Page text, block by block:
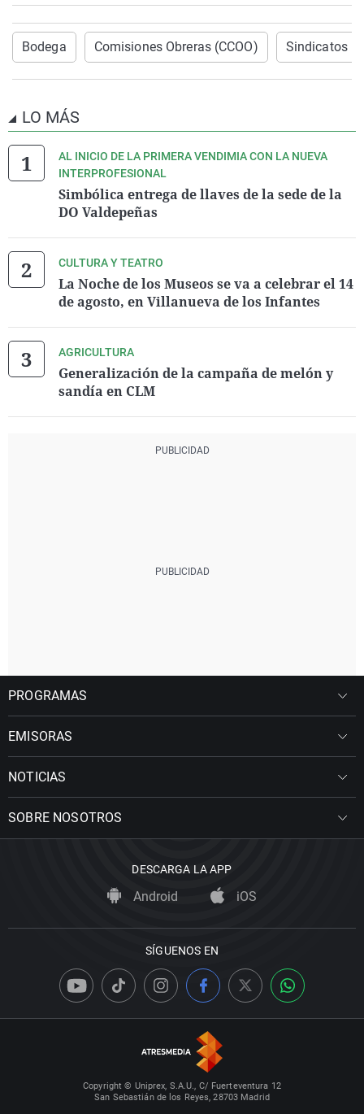
Bodega Comisiones Obreras (CCOO) Sindicatos
LO MÁS
AL INICIO DE LA PRIMERA VENDIMIA CON LA NUEVA
INTERPROFESIONAL
Simbólica entrega de llaves de la sede de la
DO Valdepeñas
CULTURA Y TEATRO
La Noche de los Museos se va a celebrar el 14
de agosto, en Villanueva de los Infantes
AGRICULTURA
Generalización de la campaña de melón y
sandía en CLM
PROGRAMAS
EMISORAS
NOTICIAS
SOBRE NOSOTROS
DESCARGA LA APP
Android iOS
SÍGUENOS EN
Copyright © Uniprex, S.A.U., C/ Fuerteventura 12
San Sebastián de los Reyes, 28703 Madrid